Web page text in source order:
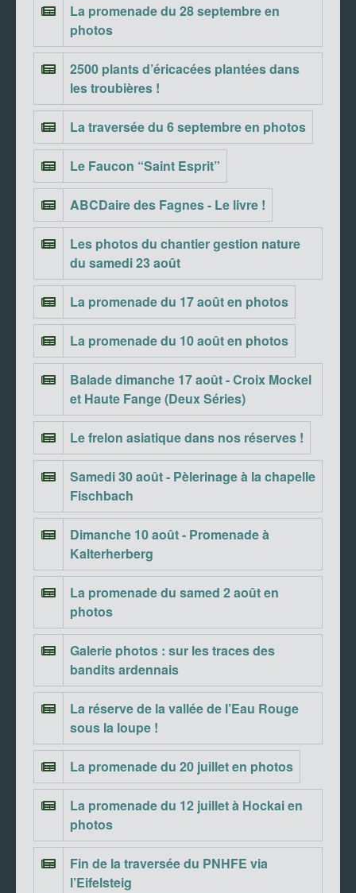
La promenade du 28 septembre en
photos
2500 plants d’éricacées plantées dans
les troubières !
La traversée du 6 septembre en photos
Le Faucon “Saint Esprit”
ABCDaire des Fagnes - Le livre !
Les photos du chantier gestion nature
du samedi 23 août
La promenade du 17 août en photos
La promenade du 10 août en photos
Balade dimanche 17 août - Croix Mockel
et Haute Fange (Deux Séries)
Le frelon asiatique dans nos réserves !
Samedi 30 août - Pèlerinage à la chapelle
Fischbach
Dimanche 10 août - Promenade à
Kalterherberg
La promenade du samed 2 août en
photos
Galerie photos : sur les traces des
bandits ardennais
La réserve de la vallée de l’Eau Rouge
sous la loupe !
La promenade du 20 juillet en photos
La promenade du 12 juillet à Hockai en
photos
Fin de la traversée du PNHFE via
l’Eifelsteig